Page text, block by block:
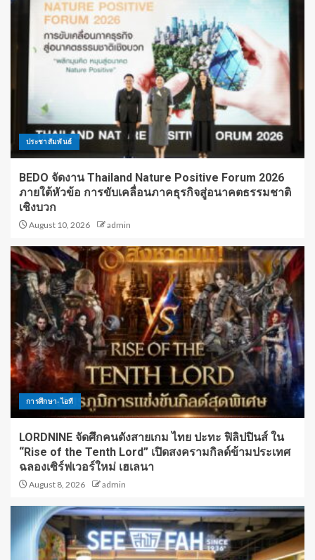
ประชาสัมพันธ์
BEDO จัดงาน Thailand Nature Positive Forum 2026
ภายใต้หัวข้อ การขับเคลื่อนภาคธุรกิจสู่อนาคตธรรมชาติ
เชิงบวก
August 10, 2026 admin
การศึกษา-ไอที
LORDNINE จัดศึกคนดังสายเกม ไทย ปะทะ ฟิลิปปินส์ ใน
“Rise of the Tenth Lord” เปิดสงครามกิลด์ข้ามประเทศ
ฉลองเซิร์ฟเวอร์ใหม่ เฮเลนา
August 8, 2026 admin